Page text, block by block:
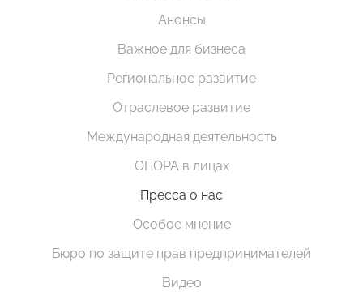
Анонсы
Важное для бизнеса
Региональное развитие
Отраслевое развитие
Международная деятельность
ОПОРА в лицах
Пресса о нас
Особое мнение
Бюро по защите прав предпринимателей
Видео